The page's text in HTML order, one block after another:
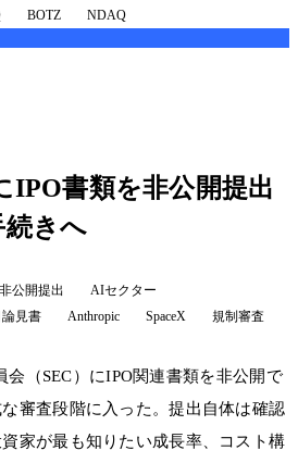
BOTZ NDAQ
IPO書類を非公開提出
続きへ
非公開提出
AIセクター
見書 Anthropic SpaceX 規制審査
（SEC）にIPO関連書類を非公開で
審査段階に入った。提出自体は確認
家が最も知りたい成長率、コスト構